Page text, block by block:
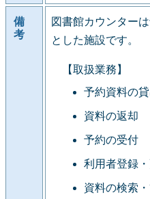
備
考
図書館カウンター
とした施設です。
【取扱業務】
予約資料の
資料の返却
予約の受付
利用者登録
資料の検索